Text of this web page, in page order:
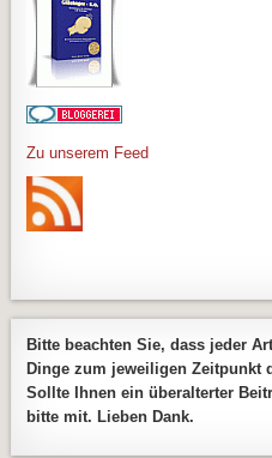
Zu unserem Feed
Bitte beachten Sie, dass jeder
Dinge zum jeweiligen Zeitpunkt
Sollte Ihnen ein überalterter
bitte mit. Lieben Dank.